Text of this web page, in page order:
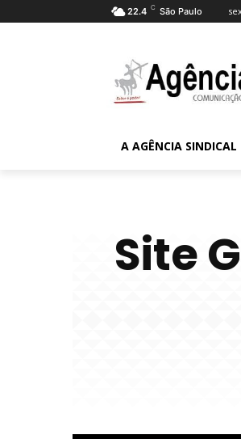
22.4 C São Paulo
A AGÊNCIA SINDICAL
Site